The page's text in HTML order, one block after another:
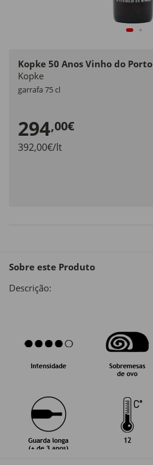
Kopke 50 Anos Vinho do Porto
Kopke
garrafa 75 cl
294,00€
392,00€/lt
Sobre este Produto
Descrição: